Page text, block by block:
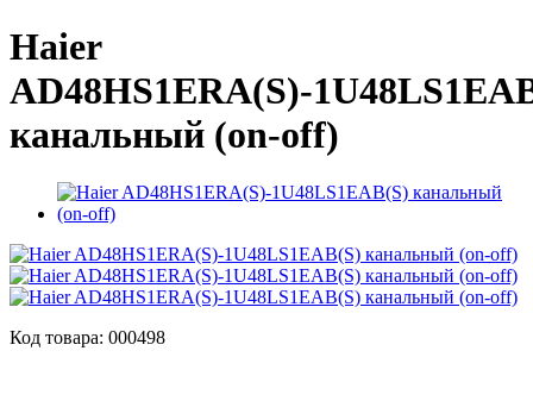
Haier
AD48HS1ERA(S)-
канальный (on-off)
Код товара: 000498